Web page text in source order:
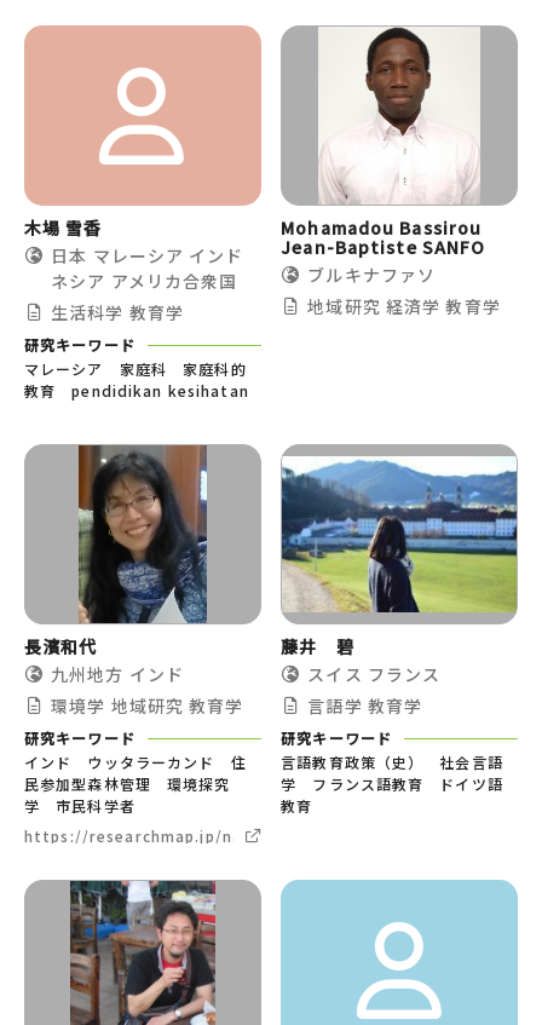
木場 雪香
日本 マレーシア インド
ネシア アメリカ合衆国
生活科学 教育学
研究キーワード
マレーシア 家庭科 家庭科的
教育 pendidikan kesihatan
Mohamadou Bassirou
Jean-Baptiste SANFO
ブルキナファソ
地域研究 経済学 教育学
長濱和代
九州地方 インド
環境学 地域研究 教育学
研究キーワード
インド ウッタラーカンド 住
民参加型森林管理 環境探究
学 市民科学者
https://researchmap.jp/nagahama.kazuyo/
藤井 碧
スイス フランス
言語学 教育学
研究キーワード
言語教育政策（史） 社会言語
学 フランス語教育 ドイツ語
教育